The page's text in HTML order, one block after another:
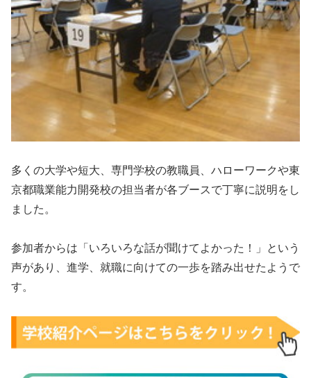
多くの大学や短大、専門学校の教職員、ハローワークや東
京都職業能力開発校の担当者が各ブースで丁寧に説明をし
ました。
参加者からは「いろいろな話が聞けてよかった！」という
声があり、進学、就職に向けての一歩を踏み出せたようで
す。